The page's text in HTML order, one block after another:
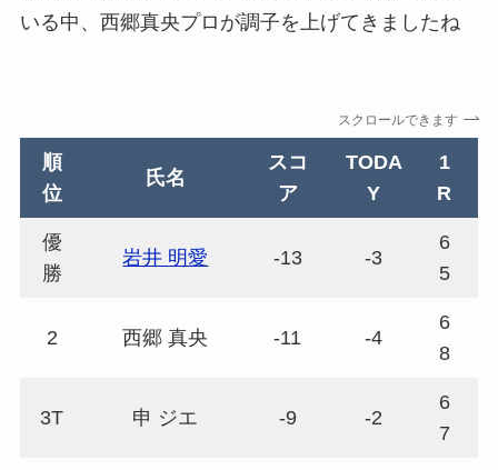
いる中、西郷真央プロが調子を上げてきましたね
スクロールできます
順
位
氏名
スコ
ア
TODA
Y
1
R
優
勝
岩井 明愛 -13 -3
6
5
2 西郷 真央 -11 -4
6
8
3T 申 ジエ -9 -2
6
7